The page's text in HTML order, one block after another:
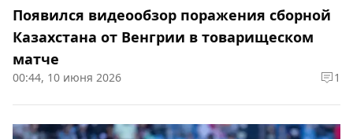
Появился видеообзор поражения сборной
Казахстана от Венгрии в товарищеском
матче
00:44, 10 июня 2026 1